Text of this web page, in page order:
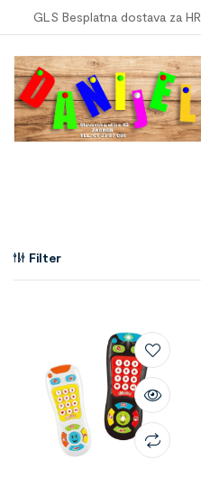
GLS Besplatna dostava za
Filter